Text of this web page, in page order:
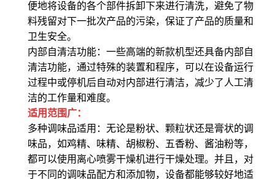
便地将设备的各个部件拆卸下来进行清洗，避免了物
料残留对下一批次产品的污染，保证了产品的质量和
卫生安全。
内部自清洁功能：一些高端的新款机型还具备内部自
清洁功能，通过特殊的装置和程序，可以在设备运行
过程中或停机后自动对内部进行清洁，减少了人工清
洁的工作量和难度。
适用范围广：
多种调味品适用 ：无论是粉状、颗粒状还是膏状的调
味品，如鸡精、味精、胡椒粉、五香粉、酱油粉等，
都可以使用离心喷雾干燥机进行干燥处理。并且，对
于不同的调味品配方和添加物，设备都能够较好地适